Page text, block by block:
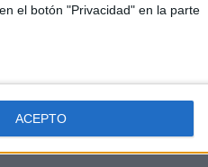
el botón "Privacidad" en la parte
ACEPTO